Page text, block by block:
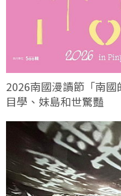
2026南國漫讀節「南
目學、妹島和世驚豔